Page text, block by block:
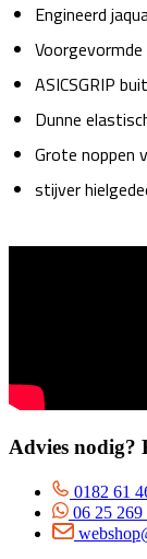
Engineerd
ASICSGRIP
Dunne
Grote noppen
stijver
Advies nodig?
0182 61
06 25 269